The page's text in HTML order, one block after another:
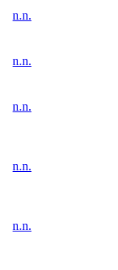
n.n.
n.n.
n.n.
n.n.
n.n.